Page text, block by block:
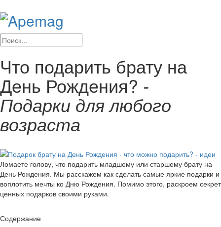
Что подарить брату на
День Рождения? -
Подарки для любого
возраста
Ломаете голову, что подарить младшему или старшему брату на
День Рождения. Мы расскажем как сделать самые яркие подарки и
воплотить мечты ко Дню Рождения. Помимо этого, раскроем секрет
ценных подарков своими руками.
Содержание